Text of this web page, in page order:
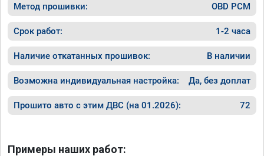
Метод прошивки: OBD PCM
Срок работ: 1-2 часа
Наличие откатанных прошивок: В наличии
Возможна индивидуальная настройка: Да, без доплат
Прошито авто с этим ДВС (на 01.2026): 72
Примеры наших работ: